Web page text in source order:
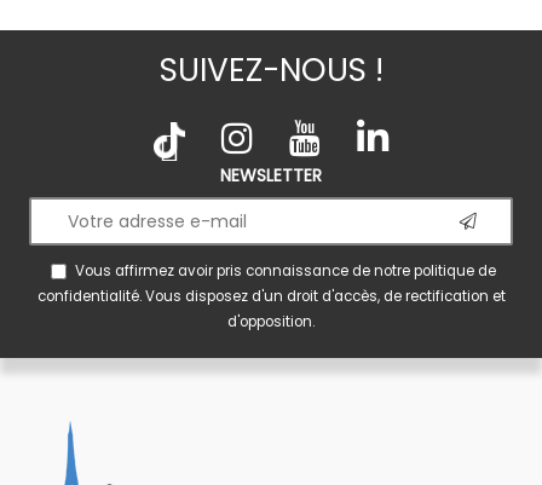
SUIVEZ-NOUS !
NEWSLETTER
Vous affirmez avoir pris connaissance de notrepolitique de
confidentialité. Vous disposez d'un droit d'accès, de rectification et
d'opposition.